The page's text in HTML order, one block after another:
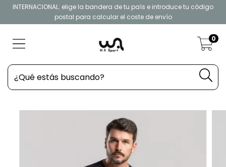
INTERNACIONAL: elige la bandera de tu país e introduce tu código
postal para calcular el coste de envío
0